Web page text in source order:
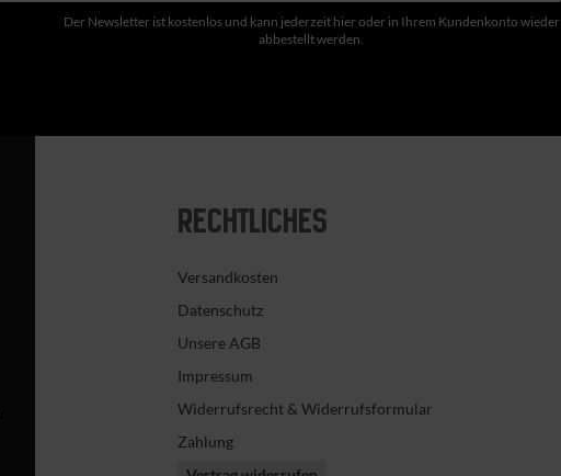
Der Newsletter ist kostenlos und kann jederzeit hier oder in Ihrem Kundenkonto wieder
abbestellt werden.
RECHTLICHES
Versandkosten
Datenschutz
Unsere AGB
Impressum
Widerrufsrecht & Widerrufsformular
Zahlung